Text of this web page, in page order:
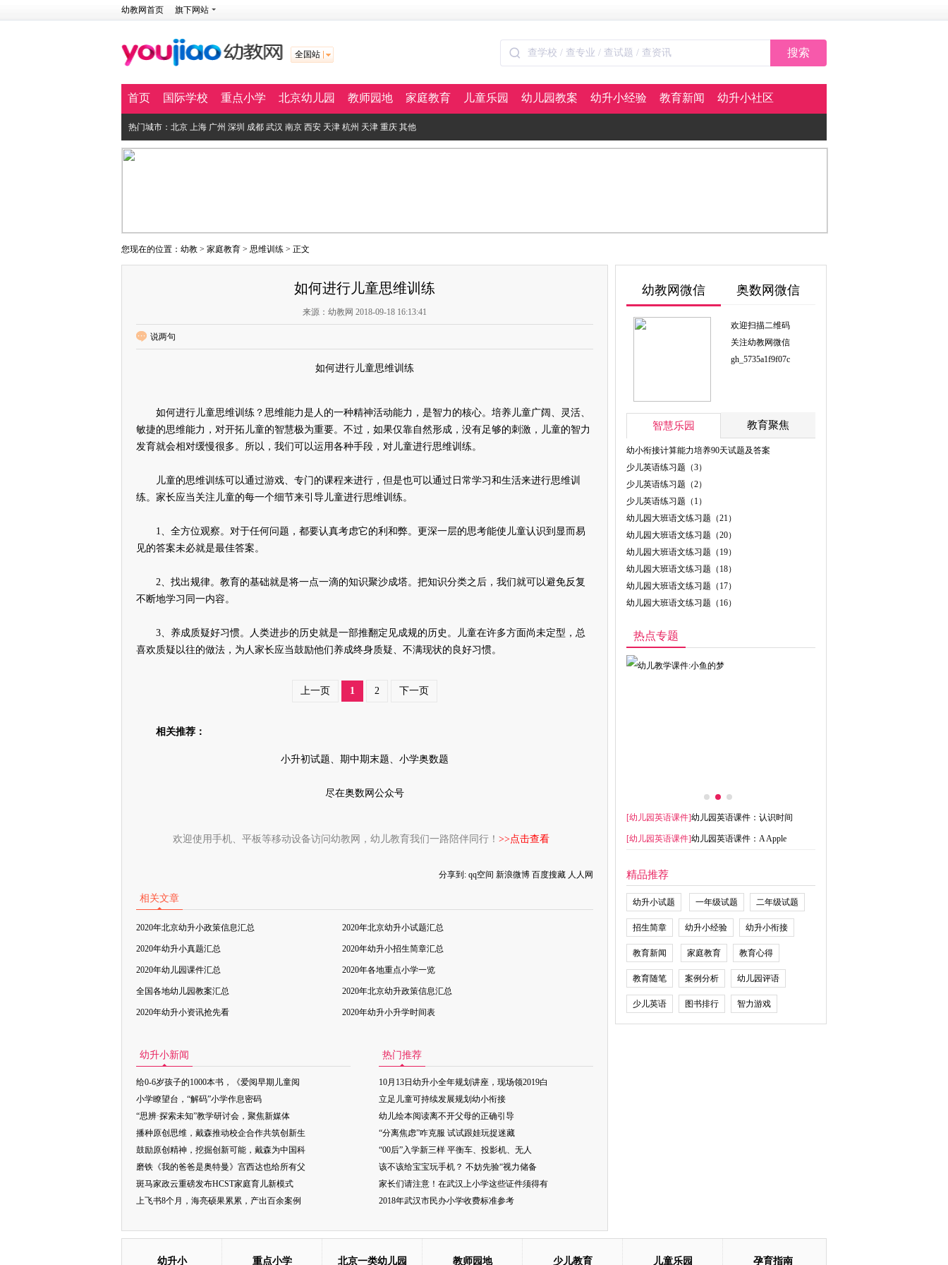
幼教网首页 旗下网站
全国站 搜索
首页 国际学校 重点小学 北京幼儿园 教师园地 家庭教育 儿童乐园 幼儿园教案 幼升小经验 教育新闻 幼升小社区
热门城市： 北京 上海 广州 深圳 成都 武汉 南京 西安 天津 杭州 天津 重庆 其他
您现在的位置： 幼教 > 家庭教育 > 思维训练 > 正文
如何进行儿童思维训练
来源：幼教网 2018-09-18 16:13:41
说两句
如何进行儿童思维训练
如何进行儿童思维训练？思维能力是人的一种精神活动能力，是智力的核心。培养儿童广阔、灵活、
敏捷的思维能力，对开拓儿童的智慧极为重要。不过，如果仅靠自然形成，没有足够的刺激，儿童的智力
发育就会相对缓慢很多。所以，我们可以运用各种手段，对儿童进行思维训练。
儿童的思维训练可以通过游戏、专门的课程来进行，但是也可以通过日常学习和生活来进行思维训
练。家长应当关注儿童的每一个细节来引导儿童进行思维训练。
1、全方位观察。对于任何问题，都要认真考虑它的利和弊。更深一层的思考能使儿童认识到显而易
见的答案未必就是最佳答案。
2、找出规律。教育的基础就是将一点一滴的知识聚沙成塔。把知识分类之后，我们就可以避免反复
不断地学习同一内容。
3、养成质疑好习惯。人类进步的历史就是一部推翻定见成规的历史。儿童在许多方面尚未定型，总
喜欢质疑以往的做法，为人家长应当鼓励他们养成终身质疑、不满现状的良好习惯。
上一页 1 2 下一页
相关推荐：
小升初试题、期中期末题、小学奥数题
尽在奥数网公众号
欢迎使用手机、平板等移动设备访问幼教网，幼儿教育我们一路陪伴同行！ >>点击查看
分享到: qq空间 新浪微博 百度搜藏 人人网
相关文章
2020年北京幼升小政策信息汇总 2020年北京幼升小试题汇总
2020年幼升小真题汇总 2020年幼升小招生简章汇总
2020年幼儿园课件汇总 2020年各地重点小学一览
全国各地幼儿园教案汇总 2020年北京幼升政策信息汇总
2020年幼升小资讯抢先看 2020年幼升小升学时间表
幼升小新闻
给0-6岁孩子的1000本书，《爱阅早期儿童阅
小学瞭望台，“解码”小学作息密码
“思辨·探索未知”教学研讨会，聚焦新媒体
播种原创思维，戴森推动校企合作共筑创新生
鼓励原创精神，挖掘创新可能，戴森为中国科
磨铁《我的爸爸是奥特曼》宫西达也给所有父
斑马家政云重磅发布HCST家庭育儿新模式
上飞书8个月，海亮硕果累累，产出百余案例
热门推荐
10月13日幼升小全年规划讲座，现场领2019白
立足儿童可持续发展规划幼小衔接
幼儿绘本阅读离不开父母的正确引导
“分离焦虑”咋克服 试试跟娃玩捉迷藏
“00后”入学新三样 平衡车、投影机、无人
该不该给宝宝玩手机？ 不妨先验“视力储备
家长们请注意！在武汉上小学这些证件须得有
2018年武汉市民办小学收费标准参考
幼教网微信 奥数网微信
欢迎扫描二维码
关注幼教网微信
gh_5735a1f9f07c
智慧乐园 教育聚焦
幼小衔接计算能力培养90天试题及答案
少儿英语练习题（3）
少儿英语练习题（2）
少儿英语练习题（1）
幼儿园大班语文练习题（21）
幼儿园大班语文练习题（20）
幼儿园大班语文练习题（19）
幼儿园大班语文练习题（18）
幼儿园大班语文练习题（17）
幼儿园大班语文练习题（16）
热点专题
[幼儿园英语课件]幼儿园英语课件：认识时间
[幼儿园英语课件]幼儿园英语课件：A Apple
精品推荐
幼升小试题 一年级试题 二年级试题
招生简章 幼升小经验 幼升小衔接
教育新闻 家庭教育 教育心得
教育随笔 案例分析 幼儿园评语
少儿英语 图书排行 智力游戏
幼升小 重点小学 北京一类幼儿园 教师园地 少儿教育 儿童乐园 孕育指南